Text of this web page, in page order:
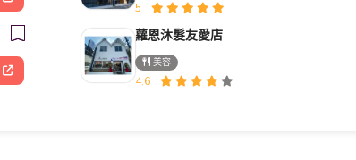
5
蘿恩沐髮友愛店
美容
4.6